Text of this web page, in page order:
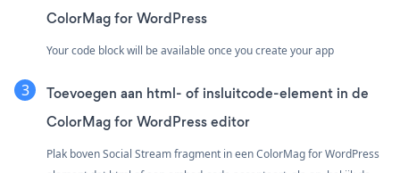
ColorMag for WordPress
Your code block will be available once you create your app
Toevoegen aan html- of insluitcode-element in de
ColorMag for WordPress editor
Plak boven Social Stream fragment in een ColorMag for WordPress